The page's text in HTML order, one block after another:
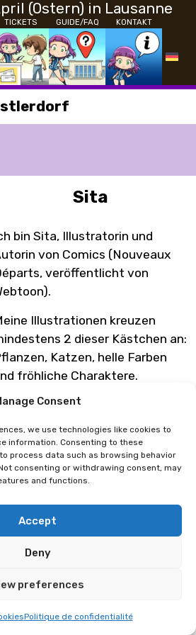
Consent
we use technologies like cookies to
information. Consenting to these
process data such as browsing behavior
consenting or withdrawing consent, may
and functions.
Accept
Deny
preferences
Politique de confidentialité
(Ostern) in Lausanne
TICKETS GUIDE/FAQ KONTAKT
Sita
bin Sita, Illustratorin und
von Comics (Nouveaux
veröffentlicht von
Illustrationen kreuzen
2 dieser Kästchen an:
Katzen, helle Farben
fröhliche Charaktere.
nicht, euch Pech mit
und
herauszufordern oder
nur an meinem Stand
Programm unter Vorbehalt von